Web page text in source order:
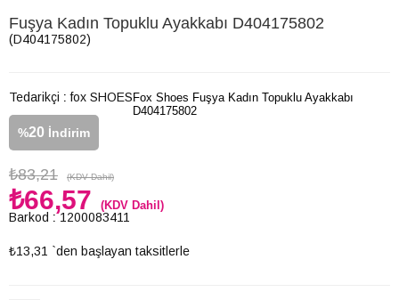
Fuşya Kadın Topuklu Ayakkabı D404175802
(D404175802)
Tedarikçi : fox SHOES
%20 İndirim
₺83,21 (KDV Dahil)
₺66,57 (KDV Dahil)
Barkod : 1200083411
₺13,31 `den başlayan taksitlerle
Fox Shoes Fuşya Kadın Topuklu Ayakkabı
D404175802